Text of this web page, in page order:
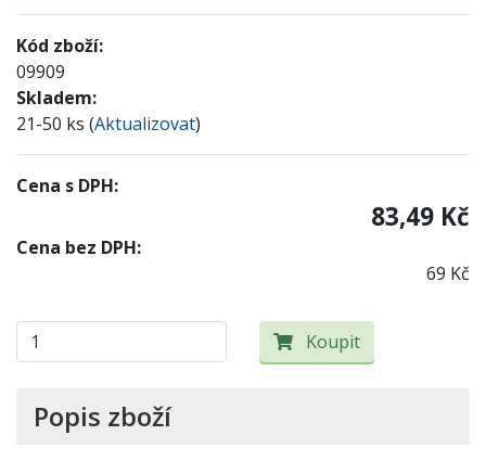
Kód zboží:
09909
Skladem:
21-50 ks (Aktualizovat)
Cena s DPH:
83,49 Kč
Cena bez DPH:
69 Kč
Koupit
Popis zboží